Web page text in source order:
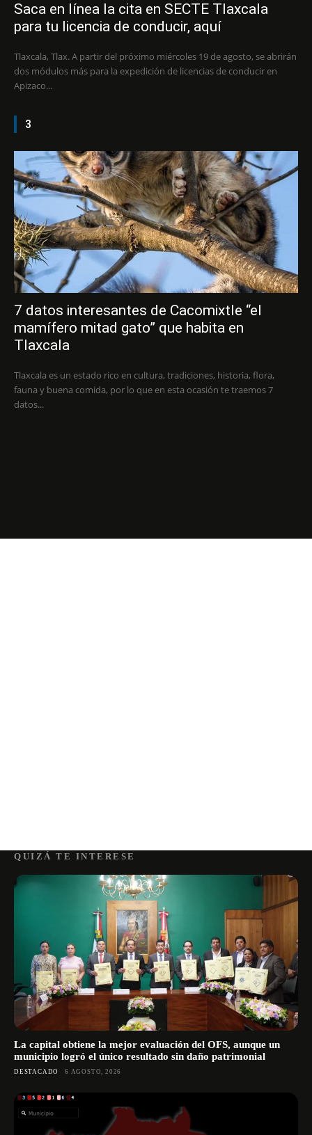
Saca en línea la cita en SECTE Tlaxcala
para tu licencia de conducir, aquí
Tlaxcala, Tlax. A partir del próximo miércoles 19 de agosto, se abrirán
dos módulos más para la expedición de licencias de conducir en
Apizaco...
3
7 datos interesantes de Cacomixtle “el
mamífero mitad gato” que habita en
Tlaxcala
Tlaxcala es un estado rico en cultura, tradiciones, historia, flora,
fauna y buena comida, por lo que en esta ocasión te traemos 7
datos...
QUIZÁ TE INTERESE
La capital obtiene la mejor evaluación del OFS, aunque un
municipio logró el único resultado sin daño patrimonial
DESTACADO 6 AGOSTO, 2026